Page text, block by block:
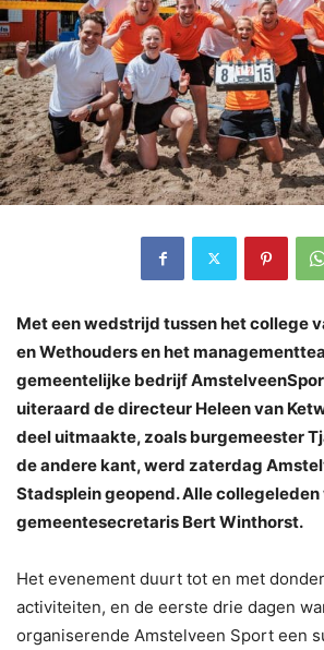
Met een wedstrijd tussen het college
en Wethouders en het
gemeentelijke bedrijf
uiteraard de directeur Heleen van
deel uitmaakte, zoals burgemeester
de andere kant, werd zaterdag
Stadsplein geopend. Alle
gemeentesecretaris Bert Winthorst.
Het evenement duurt tot en met
activiteiten, en de eerste drie dagen
organiserende Amstelveen Sport een